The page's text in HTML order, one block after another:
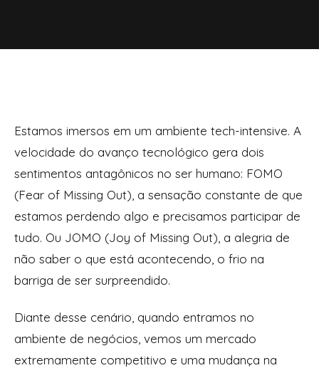
Estamos imersos em um ambiente tech-intensive. A
velocidade do avanço tecnológico gera dois
sentimentos antagônicos no ser humano: FOMO
(Fear of Missing Out), a sensação constante de que
estamos perdendo algo e precisamos participar de
tudo. Ou JOMO (Joy of Missing Out), a alegria de
não saber o que está acontecendo, o frio na
barriga de ser surpreendido.
Diante desse cenário, quando entramos no
ambiente de negócios, vemos um mercado
extremamente competitivo e uma mudança na